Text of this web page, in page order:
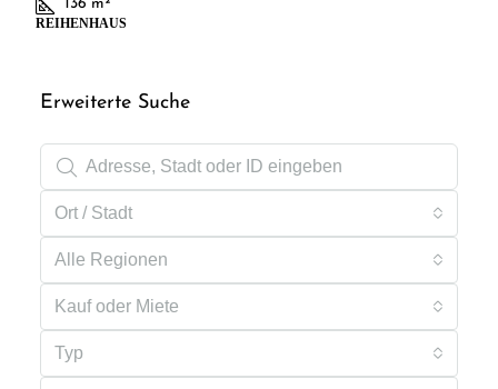
136 m²
REIHENHAUS
Erweiterte Suche
Ort / Stadt
Alle Regionen
Kauf oder Miete
Typ